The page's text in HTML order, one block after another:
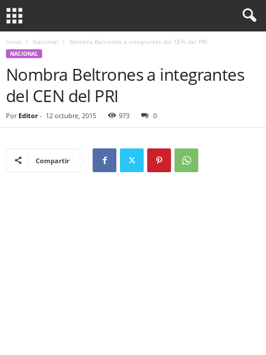
Inicio Nacional Nombra Beltrones a integrantes del CEN del PRI
NACIONAL
Nombra Beltrones a integrantes
del CEN del PRI
Por Editor - 12 octubre, 2015 973 0
Compartir